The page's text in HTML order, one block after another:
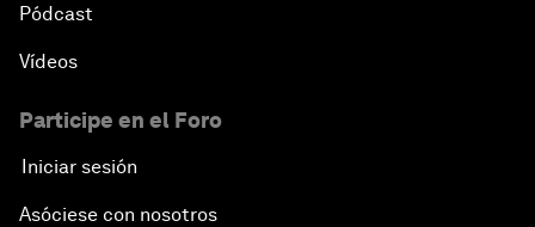
Pódcast
Vídeos
Participe en el Foro
Iniciar sesión
Asóciese con nosotros